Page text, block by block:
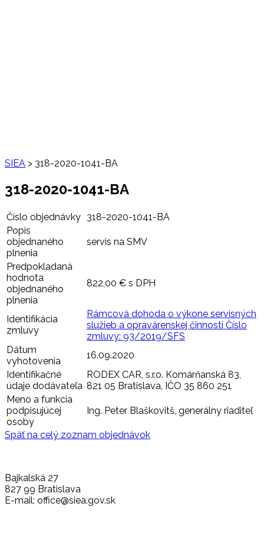
SIEA > 318-2020-1041-BA
318-2020-1041-BA
Číslo objednávky 318-2020-1041-BA
Popis
objednaného
plnenia
servis na SMV
Predpokladaná
hodnota
objednaného
plnenia
822,00 € s DPH
Identifikácia
zmluvy
Rámcová dohoda o výkone servisných
služieb a opravárenskej činnosti Číslo
zmluvy: 93/2019/SFS
Dátum
vyhotovenia
16.09.2020
Identifikačné
údaje dodávateľa
RODEX CAR, s.r.o. Komárňanská 83,
821 05 Bratislava, IČO 35 860 251
Meno a funkcia
podpisujúcej
osoby
Ing. Peter Blaškovitš, generálny riaditeľ
Späť na celý zoznam objednávok
Bajkalská 27
827 99 Bratislava
E-mail: office@siea.gov.sk